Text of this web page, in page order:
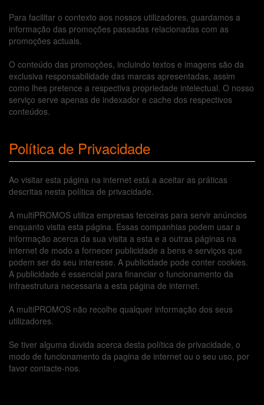
Para facilitar o contexto aos nossos utilizadores, guardamos a
informação das promoções passadas relacionadas com as
promoções actuais.
O conteúdo das promoções, incluindo textos e imagens são da
exclusiva responsabilidade das marcas apresentadas, assim
como lhes pretence a respectiva propriedade intelectual. O nosso
serviço serve apenas de indexador e cache dos respectivos
conteúdos.
Política de Privacidade
Ao visitar esta página na internet está a aceitar as práticas
descritas nesta política de privacidade.
A multiPROMOS utiliza empresas terceiras para servir anúncios
enquanto visita esta página. Essas companhias podem usar a
informação acerca da sua visita a esta e a outras páginas na
internet de modo a fornecer publicidade a bens e serviços que
podem ser do seu interesse. A publicidade pode conter cookies.
A publicidade é essencial para financiar o funcionamento da
infraestrutura necessaria a esta página de internet.
A multiPROMOS não recolhe qualquer informação dos seus
utilizadores.
Se tiver alguma duvida acerca desta política de privacidade, o
modo de funcionamento da pagina de internet ou o seu uso, por
favor contacte-nos.